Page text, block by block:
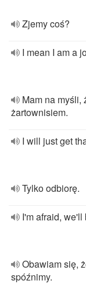
Zjemy coś?
I mean I am a
Mam na myśli,
żartownisiem.
I will just get
Tylko odbiorę.
I'm afraid, we'll
Obawiam się,
spóźnimy.